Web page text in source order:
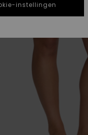
instellingen